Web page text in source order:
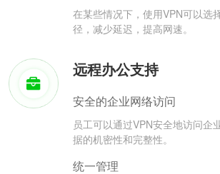
在某些情况下，使用VPN可以选
径，减少延迟，提高网速。
远程办公支持
安全的企业网络访问
员工可以通过VPN安全地访问企
据的机密性和完整性。
统一管理